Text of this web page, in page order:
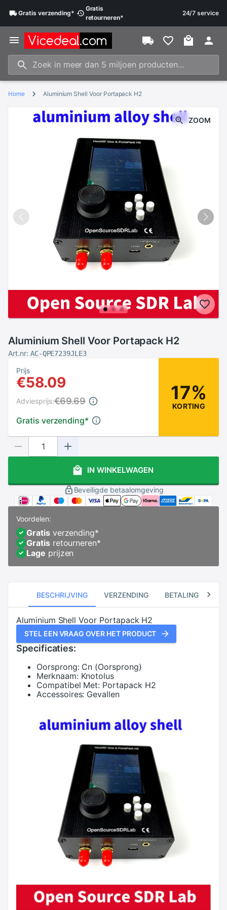
Gratisverzending*
Gratis
retourneren*
24/7 service
Home Aluminium Shell Voor Portapack H2
ZOOM
Aluminium Shell Voor Portapack H2
Art.nr: AC-QPE7239JLE3
Prijs
€58.09
Gratis verzending*
Adviesprijs:€69.69 17%
KORTING
IN WINKELWAGEN
Beveiligde betaalomgeving
Voordelen:
Gratisverzending*
Gratisretourneren*
Lage prijzen
BESCHRIJVING VERZENDING BETALING
Aluminium Shell Voor Portapack H2
STEL EEN VRAAG OVER HET PRODUCT
Specificaties:
Oorsprong: Cn (Oorsprong)
Merknaam: Knotolus
Compatibel Met: Portapack H2
Accessoires: Gevallen